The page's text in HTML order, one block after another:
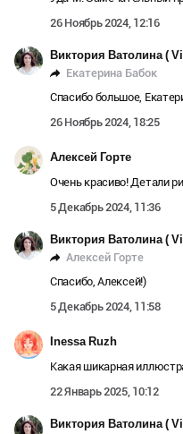
26 Ноябрь 2024, 12:16
Виктория Ватолина (
Екатерина Бабок
Спасибо большое,
26 Ноябрь 2024, 18:25
Алексей Горте
Очень красиво! Детали
5 Декабрь 2024, 11:36
Виктория Ватолина (
Алексей Горте
Спасибо, Алексей!)
5 Декабрь 2024, 11:58
Inessa Ruzh
Какая шикарная
22 Январь 2025, 10:12
Виктория Ватолина (